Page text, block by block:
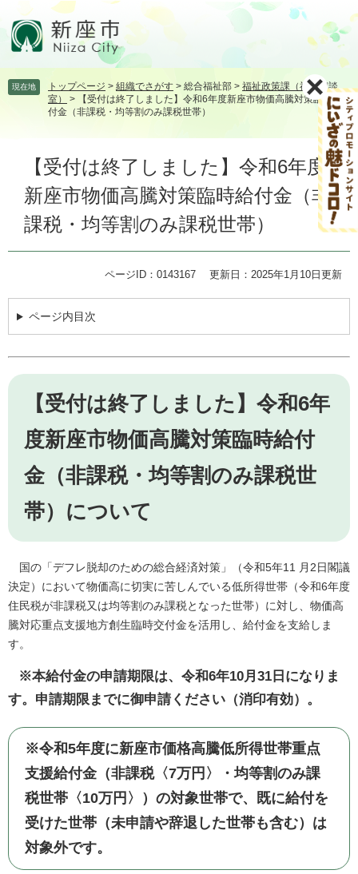
頭飛 現在地 トップページ > 組織でさがす > 総合福祉部 > 福祉政策課（福祉相談
室）
>
【受付は終了しました】令和6年度新座市物価高騰対策臨時給
付金（非課税・均等割のみ課税世帯）
【受付は終了しました】令和6年度
新座市物価高騰対策臨時給付金（非
課税・均等割のみ課税世帯）
ページID：0143167 更新日：2025年1月10日更新
ページ内目次
【受付は終了しました】令和6年
度新座市物価高騰対策臨時給付
金（非課税・均等割のみ課税世
帯）について
国の「デフレ脱却のための総合経済対策」（令和5年11 月2日閣議
決定）において物価高に切実に苦しんでいる低所得世帯（令和6年度
住民税が非課税又は均等割のみ課税となった世帯）に対し、物価高
騰対応重点支援地方創生臨時交付金を活用し、給付金を支給しま
す。
※本給付金の申請期限は、令和6年10月31日になりま
す。申請期限までに御申請ください（消印有効）。
※令和5年度に新座市価格高騰低所得世帯重点
支援給付金（非課税〈7万円〉・均等割のみ課
税世帯〈10万円〉）の対象世帯で、既に給付を
受けた世帯（未申請や辞退した世帯も含む）は
対象外です。